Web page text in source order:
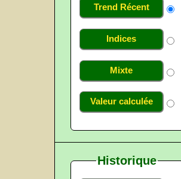
Trend Récent
Indices
Mixte
Valeur calculée
Historique